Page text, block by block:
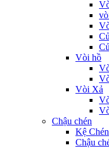
Vòi hồ
Vòi Xả
Chậu chén
Kệ Chén
Chậu